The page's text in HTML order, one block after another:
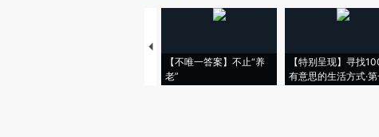
【不唯一答案】不止“养
老”
【特别呈现】寻找
有意思的生活方式·